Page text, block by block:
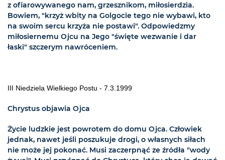
z ofiarowywanego nam, grzesznikom, miłosierdzia.
Bowiem, "krzyż wbity na Golgocie tego nie wybawi, kto
na swoim sercu krzyża nie postawi". Odpowiedzmy
miłosiernemu Ojcu na Jego "święte wezwanie i dar
łaski" szczerym nawróceniem.
III Niedziela Wielkiego Postu - 7.3.1999
Chrystus objawia Ojca
Życie ludzkie jest powrotem do domu Ojca. Człowiek
jednak, nawet jeśli poszukuje drogi, o własnych siłach
nie może jej pokonać. Musi zaczerpnąć ze źródła "wody